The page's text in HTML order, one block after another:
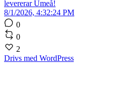
levererar Umeå!
8/1/2026, 4:32:24 PM
0
0
2
Drivs med WordPress